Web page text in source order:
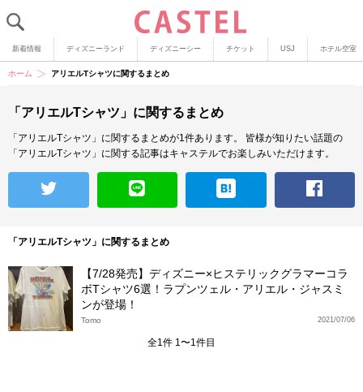
新着情報 ディズニーランド ディズニーシー チケット USJ ホテル空室
ホーム アリエルTシャツに関するまとめ
「アリエルTシャツ」に関するまとめ
「アリエルTシャツ」に関するまとめが1件あります。
皆様が知りたい話題の
「アリエルTシャツ」に関する記事はキャステルでお楽しみいただけます。
「アリエルTシャツ」に関するまとめ
【7/28発売】ディズニー×ヒステリックグラマーコラ
ボTシャツ6選！ラプンツェル・アリエル・ジャスミ
ンが登場！
2021/07/06
Tomo
全1件 1〜1件目